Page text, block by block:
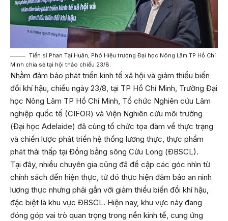
Tiến sĩ Phan Tại Huân, Phó Hiệu trưởng Đại học Nông Lâm TP Hồ Chí
Minh chia sẻ tại hội thảo chiều 23/8.
Nhằm đảm bảo phát triển kinh tế xã hội và giảm thiểu biến
đổi khí hậu, chiều ngày 23/8, tại TP Hồ Chí Minh, Trường Đại
học Nông Lâm TP Hồ Chí Minh, Tổ chức Nghiên cứu Lâm
nghiệp quốc tế (CIFOR) và Viện Nghiên cứu môi trường
(Đại học Adelaide) đã cùng tổ chức tọa đàm về thực trạng
và chiến lược phát triển hệ thống lương thực, thực phẩm
phát thải thấp tại Đồng bằng sông Cửu Long (ĐBSCL).
Tại đây, nhiều chuyên gia cũng đã đề cập các góc nhìn từ
chính sách đến hiện thực, từ đó thực hiện đảm bảo an ninh
lương thực nhưng phải gắn với giảm thiểu biến đổi khí hậu,
đặc biệt là khu vực ĐBSCL. Hiện nay, khu vực này đang
đóng góp vai trò quan trọng trong nền kinh tế, cung ứng